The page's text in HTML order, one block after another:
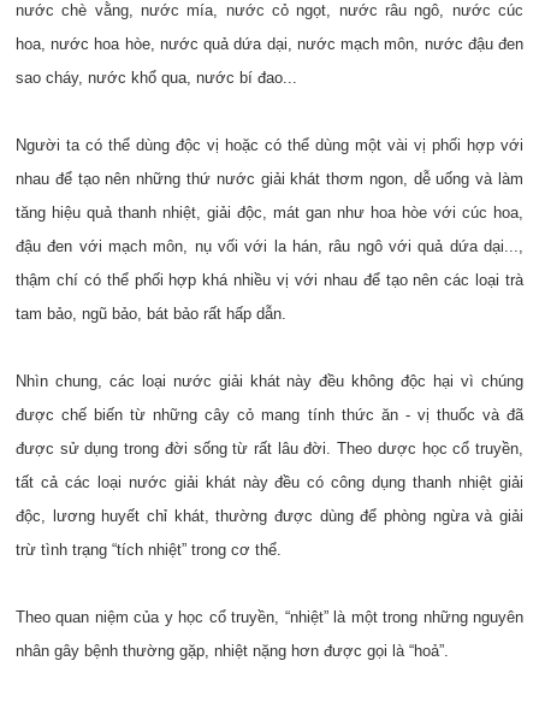
nước chè vằng, nước mía, nước cỏ ngọt, nước râu ngô, nước cúc
hoa, nước hoa hòe, nước quả dứa dại, nước mạch môn, nước đậu đen
sao cháy, nước khổ qua, nước bí đao...
Người ta có thể dùng độc vị hoặc có thể dùng một vài vị phối hợp với
nhau để tạo nên những thứ nước giải khát thơm ngon, dễ uống và làm
tăng hiệu quả thanh nhiệt, giải độc, mát gan như hoa hòe với cúc hoa,
đậu đen với mạch môn, nụ vối với la hán, râu ngô với quả dứa dại...,
thậm chí có thể phối hợp khá nhiều vị với nhau để tạo nên các loại trà
tam bảo, ngũ bảo, bát bảo rất hấp dẫn.
Nhìn chung, các loại nước giải khát này đều không độc hại vì chúng
được chế biến từ những cây cỏ mang tính thức ăn - vị thuốc và đã
được sử dụng trong đời sống từ rất lâu đời. Theo dược học cổ truyền,
tất cả các loại nước giải khát này đều có công dụng thanh nhiệt giải
độc, lương huyết chỉ khát, thường được dùng để phòng ngừa và giải
trừ tình trạng “tích nhiệt” trong cơ thể.
Theo quan niệm của y học cổ truyền, “nhiệt” là một trong những nguyên
nhân gây bệnh thường gặp, nhiệt nặng hơn được gọi là “hoả”.